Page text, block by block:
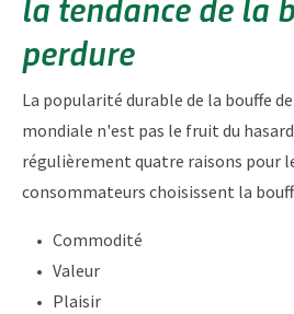
perdure
La popularité durable de la bouffe
mondiale n'est pas le fruit du
régulièrement quatre raisons pour
consommateurs choisissent la
Commodité
Valeur
Plaisir